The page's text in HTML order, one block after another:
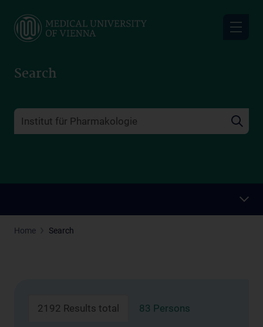
main
Search
Home Search
2192 Results total 83 Persons